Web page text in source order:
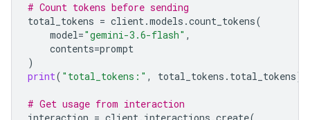
# Count tokens before sending
total_tokens = client.models .count_tokens(
model="gemini-3.6-flash" ,
contents=prompt
)
print( "total_tokens:" , total_tokens . total_tokens)
# Get usage from interaction